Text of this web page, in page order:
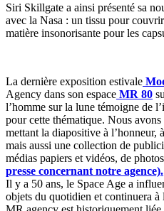
Siri Skillgate a ainsi présenté sa
avec la Nasa : un tissu pour
matière insonorisante pour les
La dernière exposition estivale
Agency dans son espace MR 80
l’homme sur la lune témoigne de
pour cette thématique. Nous
mettant la diapositive à l’honneur,
mais aussi une collection de
médias papiers et vidéos, de photos
presse concernant notre agence).
Il y a 50 ans, le Space Age a
objets du quotidien et continuera à